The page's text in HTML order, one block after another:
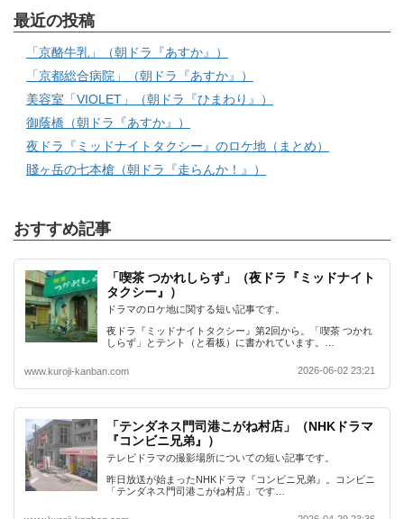
最近の投稿
「京酪牛乳」（朝ドラ『あすか』）
「京都総合病院」（朝ドラ『あすか』）
美容室「VIOLET」（朝ドラ『ひまわり』）
御蔭橋（朝ドラ『あすか』）
夜ドラ『ミッドナイトタクシー』のロケ地（まとめ）
賤ヶ岳の七本槍（朝ドラ『走らんか！』）
おすすめ記事
「喫茶 つかれしらず」（夜ドラ『ミッドナイト
タクシー』）
ドラマのロケ地に関する短い記事です。
夜ドラ『ミッドナイトタクシー』第2回から。「喫茶 つかれ
しらず」とテント（と看板）に書かれています。…
www.kuroji-kanban.com 2026-06-02 23:21
「テンダネス門司港こがね村店」（NHKドラマ
『コンビニ兄弟』）
テレビドラマの撮影場所についての短い記事です。
昨日放送が始まったNHKドラマ『コンビニ兄弟』。コンビニ
「テンダネス門司港こがね村店」です…